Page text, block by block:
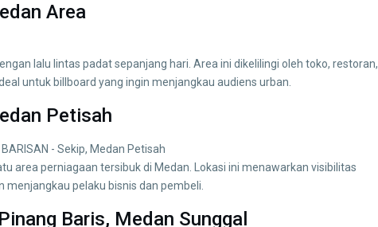
Area
lalu lintas padat sepanjang hari. Area ini dikelilingi oleh toko, restoran,
untuk billboard yang ingin menjangkau audiens urban.
Petisah
area perniagaan tersibuk di Medan. Lokasi ini menawarkan visibilitas
pelaku bisnis dan pembeli.
Baris, Medan Sunggal